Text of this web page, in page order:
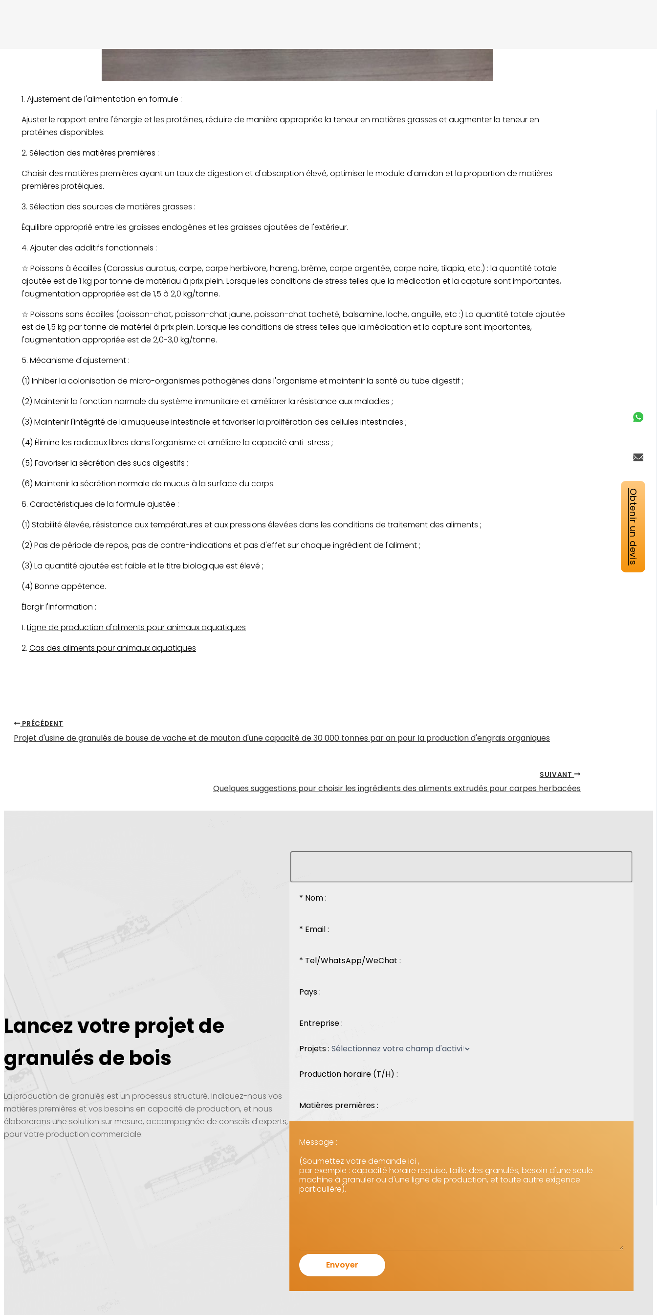
1. Ajustement de l'alimentation en formule :
Ajuster le rapport entre l'énergie et les protéines, réduire de manière appropriée la teneur en matières grasses et augmenter la teneur en
protéines disponibles.
2. Sélection des matières premières :
Choisir des matières premières ayant un taux de digestion et d'absorption élevé, optimiser le module d'amidon et la proportion de matières
premières protéiques.
3. Sélection des sources de matières grasses :
Équilibre approprié entre les graisses endogènes et les graisses ajoutées de l'extérieur.
4. Ajouter des additifs fonctionnels :
☆ Poissons à écailles (Carassius auratus, carpe, carpe herbivore, hareng, brème, carpe argentée, carpe noire, tilapia, etc.) : la quantité totale
ajoutée est de 1 kg par tonne de matériau à prix plein. Lorsque les conditions de stress telles que la médication et la capture sont importantes,
l'augmentation appropriée est de 1,5 à 2,0 kg/tonne.
☆ Poissons sans écailles (poisson-chat, poisson-chat jaune, poisson-chat tacheté, balsamine, loche, anguille, etc :) La quantité totale ajoutée
est de 1,5 kg par tonne de matériel à prix plein. Lorsque les conditions de stress telles que la médication et la capture sont importantes,
l'augmentation appropriée est de 2,0-3,0 kg/tonne.
5. Mécanisme d'ajustement :
(1) Inhiber la colonisation de micro-organismes pathogènes dans l'organisme et maintenir la santé du tube digestif ;
(2) Maintenir la fonction normale du système immunitaire et améliorer la résistance aux maladies ;
(3) Maintenir l'intégrité de la muqueuse intestinale et favoriser la prolifération des cellules intestinales ;
(4) Élimine les radicaux libres dans l'organisme et améliore la capacité anti-stress ;
(5) Favoriser la sécrétion des sucs digestifs ;
(6) Maintenir la sécrétion normale de mucus à la surface du corps.
6. Caractéristiques de la formule ajustée :
(1) Stabilité élevée, résistance aux températures et aux pressions élevées dans les conditions de traitement des aliments ;
(2) Pas de période de repos, pas de contre-indications et pas d'effet sur chaque ingrédient de l'aliment ;
(3) La quantité ajoutée est faible et le titre biologique est élevé ;
(4) Bonne appétence.
Élargir l'information :
1. Ligne de production d'aliments pour animaux aquatiques
2. Cas des aliments pour animaux aquatiques
PRÉCÉDENT
Projet d'usine de granulés de bouse de vache et de mouton d'une capacité de 30 000 tonnes par an pour la production d'engrais organiques
SUIVANT
Quelques suggestions pour choisir les ingrédients des aliments extrudés pour carpes herbacées
Lancez votre projet de
granulés de bois
La production de granulés est un processus structuré. Indiquez-nous vos
matières premières et vos besoins en capacité de production, et nous
élaborerons une solution sur mesure, accompagnée de conseils d'experts,
pour votre production commerciale.
* Nom :
* Email :
* Tel/WhatsApp/WeChat :
Pays :
Entreprise :
Projets :
Production horaire (T/H) :
Matières premières :
Message :
(Soumettez votre demande ici ,
par exemple : capacité horaire requise, taille des granulés, besoin d'une seule
machine à granuler ou d'une ligne de production, et toute autre exigence
particulière).
Obtenir un devis